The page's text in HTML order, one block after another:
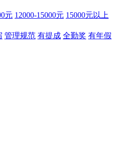
元 12000-15000元 15000元以上
管理规范 有提成 全勤奖 有年假